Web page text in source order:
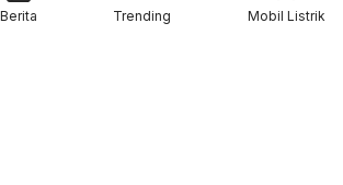
Listrik Polytron di GIIAS 2026
Berita Trending Mobil Listrik